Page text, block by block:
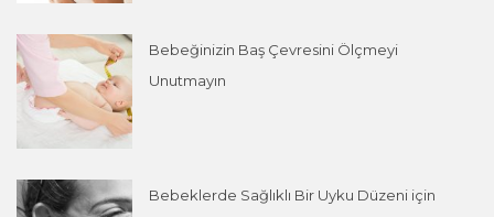
Bebeğinizin Baş Çevresini Ölçmeyi
Unutmayın
Bebeklerde Sağlıklı Bir Uyku Düzeni için